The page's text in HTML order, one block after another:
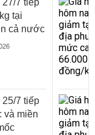
7 tiếp
tại
cả nước
7 tiếp
và miền